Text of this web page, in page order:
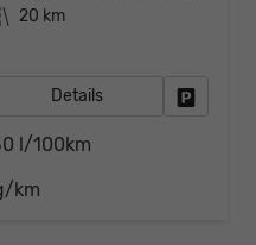
Kilometerstand 20 km
Details
l/100km
km